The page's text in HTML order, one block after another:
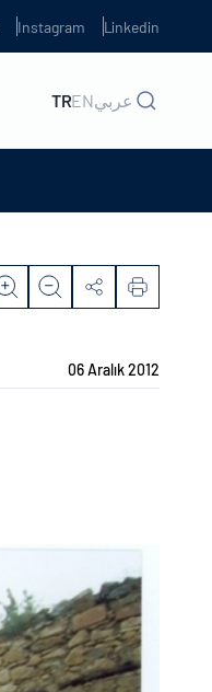
Instagram Linkedin
TRENعربي
06 Aralık 2012